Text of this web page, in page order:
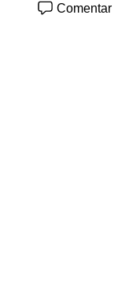
Comentar